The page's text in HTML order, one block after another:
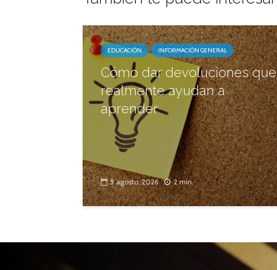
EDUCACIÓN INFORMACIÓN GENERAL
Cómo dar devoluciones que
realmente ayudan a
aprender
5 agosto, 2026 2 min.